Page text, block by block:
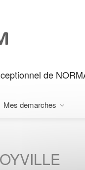
de
Mes demarches